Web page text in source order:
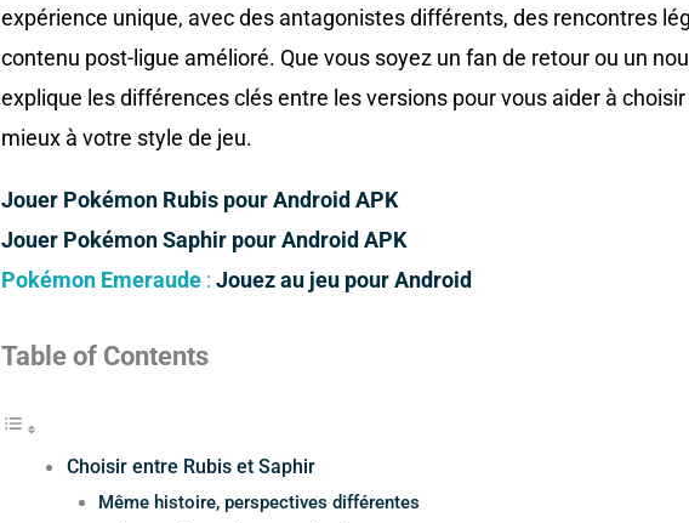
expérience unique, avec des antagonistes différents, des rencontres
contenu post-ligue amélioré. Que vous soyez un fan de retour ou un
explique les différences clés entre les versions pour vous aider à
mieux à votre style de jeu.
Jouer Pokémon Rubis pour Android APK
Jouer Pokémon Saphir pour Android APK
Pokémon Emeraude : Jouez au jeu pour Android
Table of Contents
Choisir entre Rubis et Saphir
Même histoire, perspectives différentes